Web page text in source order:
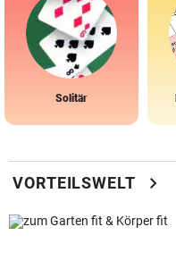
Solitär
VORTEILSWELT chevron_right